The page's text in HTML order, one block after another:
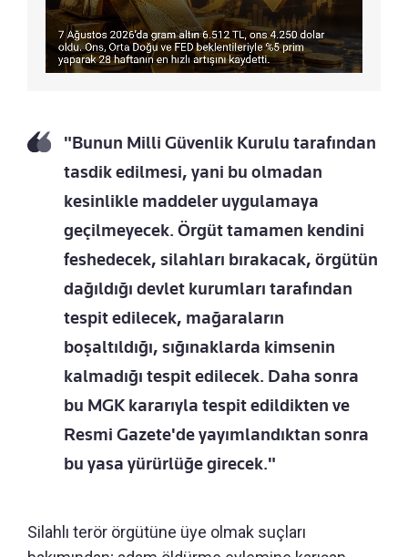
"Bunun Milli Güvenlik Kurulu tarafından
tasdik edilmesi, yani bu olmadan
kesinlikle maddeler uygulamaya
geçilmeyecek. Örgüt tamamen kendini
feshedecek, silahları bırakacak, örgütün
dağıldığı devlet kurumları tarafından
tespit edilecek, mağaraların
boşaltıldığı, sığınaklarda kimsenin
kalmadığı tespit edilecek. Daha sonra
bu MGK kararıyla tespit edildikten ve
Resmi Gazete'de yayımlandıktan sonra
bu yasa yürürlüğe girecek."
Silahlı terör örgütüne üye olmak suçları